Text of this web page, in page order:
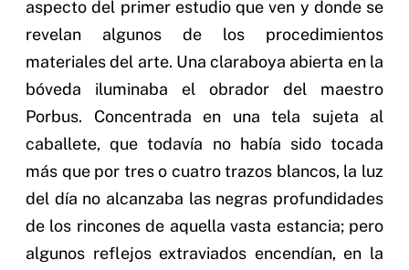
aspecto del primer estudio que ven y donde se
revelan algunos de los procedimientos
materiales del arte. Una claraboya abierta en la
bóveda iluminaba el obrador del maestro
Porbus. Concentrada en una tela sujeta al
caballete, que todavía no había sido tocada
más que por tres o cuatro trazos blancos, la luz
del día no alcanzaba las negras profundidades
de los rincones de aquella vasta estancia; pero
algunos reflejos extraviados encendían, en la